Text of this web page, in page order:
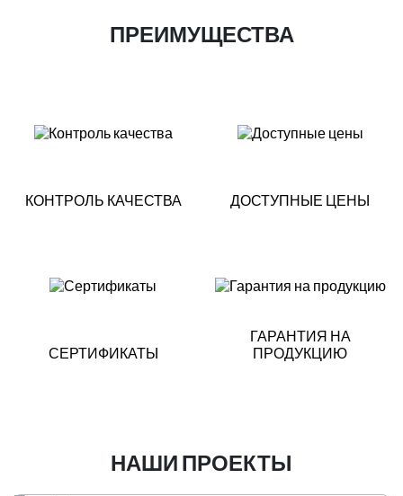
ПРЕИМУЩЕСТВА
КОНТРОЛЬ КАЧЕСТВА ДОСТУПНЫЕ ЦЕНЫ
СЕРТИФИКАТЫ
ГАРАНТИЯ НА
ПРОДУКЦИЮ
НАШИ ПРОЕКТЫ